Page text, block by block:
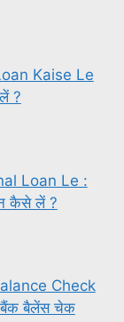
Kaise Le
?
Loan Le :
कैसे लें ?
Check
बैंक बैलेंस चेक